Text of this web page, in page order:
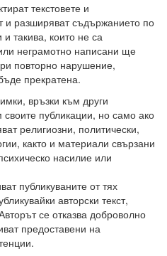
текстовете и
и разширяват съдържанието по
такива, които не са
неграмотно написани ще
повторно нарушение,
прекратена.
връзки към други
своите публикации, но само ако
религиозни, политически,
както и материали свързани
насилие или
публикуваните от тях
авторски текст,
се отказва доброволно
предоставени на